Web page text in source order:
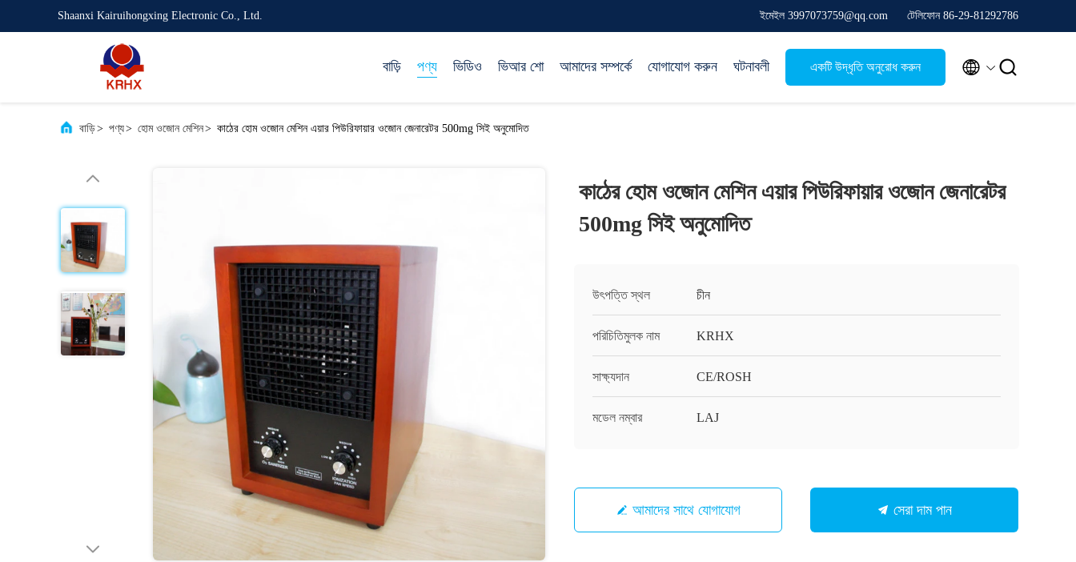
Shaanxi Kairuihongxing Electronic Co., Ltd. ইমেইল 3997073759@qq.com টেলিফোন 86-29-81292786
বাড়ি পণ্য ভিডিও ভিআর শো আমাদের সম্পর্কে যোগাযোগ করুন ঘটনাবলী একটি উদ্ধৃতি অনুরোধ করুন  
বাড়ি> পণ্য> হোম ওজোন মেশিন> কাঠের হোম ওজোন মেশিন এয়ার পিউরিফায়ার ওজোন জেনারেটর 500mg সিই অনুমোদিত
কাঠের হোম ওজোন মেশিন এয়ার পিউরিফায়ার ওজোন জেনারেটর
500mg সিই অনুমোদিত
উৎপত্তি স্থল চীন
পরিচিতিমুলক নাম KRHX
সাক্ষ্যদান CE/ROSH
মডেল নম্বার LAJ
আমাদের সাথে যোগাযোগ সেরা দাম পান